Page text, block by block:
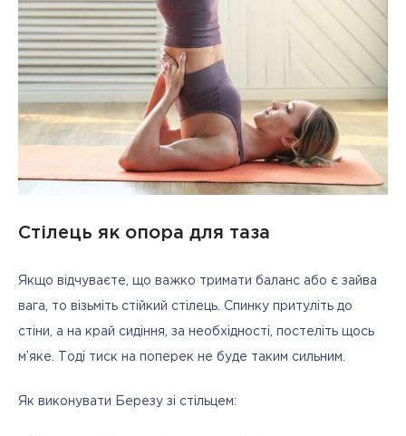
Стілець як опора для таза
Якщо відчуваєте, що важко тримати баланс або є зайва
вага, то візьміть стійкий стілець. Спинку притуліть до
стіни, а на край сидіння, за необхідності, постеліть щось
м’яке. Тоді тиск на поперек не буде таким сильним.
Як виконувати Березу зі стільцем: